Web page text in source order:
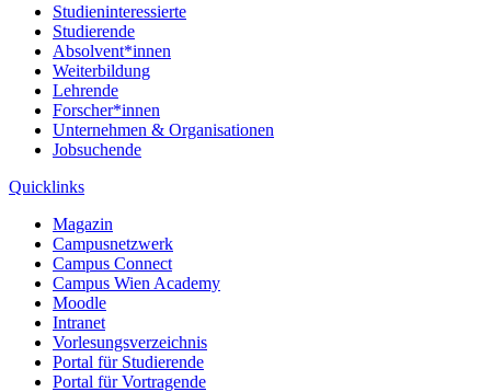
Studieninteressierte
Studierende
Absolvent*innen
Weiterbildung
Lehrende
Forscher*innen
Unternehmen & Organisationen
Jobsuchende
Quicklinks
Magazin
Campusnetzwerk
Campus Connect
Campus Wien Academy
Moodle
Intranet
Vorlesungsverzeichnis
Portal für Studierende
Portal für Vortragende